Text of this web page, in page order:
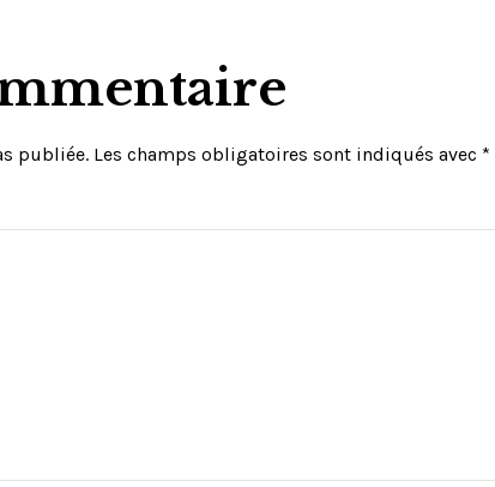
publiée. Les champs obligatoires sont indiqués avec *